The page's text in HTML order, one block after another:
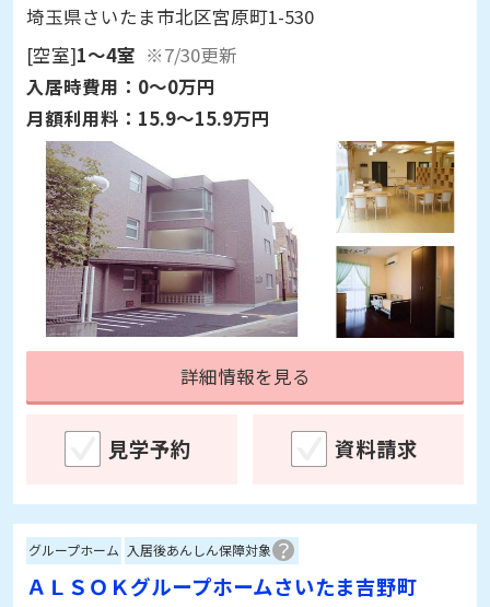
埼玉県さいたま市北区宮原町1-530
[空室]1～4室 ※7/30更新
入居時費用： 0～0万円
月額利用料： 15.9～15.9万円
詳細情報を見る
見学予約 資料請求
グループホーム 入居後あんしん保障対象
ＡＬＳＯＫグループホームさいたま吉野町